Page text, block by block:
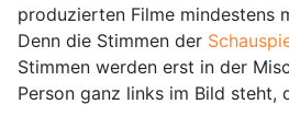
produzierten Filme mindestens
Denn die Stimmen der
Stimmen werden erst in der
Person ganz links im Bild